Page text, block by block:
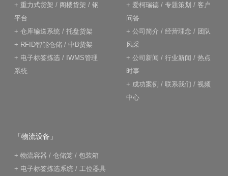
+ 重力式货架 / 阁楼货架 / 钢
平台
+ 仓库输送系统 / 托盘货架
+ RFID智能仓储 / 中B货架
+ 电子标签拣选 / IWMS管理
系统
+ 爱柯瑞德 / 专题策划 / 客户
问答
+ 公司简介 / 经营理念 / 团队
风采
+ 公司新闻 / 行业新闻 / 热点
时事
+ 成功案例 / 联系我们 / 视频
中心
「物流设备」
+ 物流容器 / 仓储笼 / 包装箱
+ 电子标签拣选系统 / 工位器具